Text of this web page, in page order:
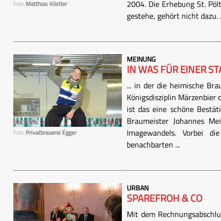
Foto Matthias Köstler
2004. Die Erhebung St.
gestehe, gehört nicht dazu.
Foto Privatbrauerei Egger
MEINUNG
IN WAS FÜR EINER
... in der die heimische
Königsdisziplin Märzenbier
ist das eine schöne
Braumeister Johannes
Imagewandels. Vorbei
benachbarten ...
URBAN
SPAREFROH & CO
Mit dem